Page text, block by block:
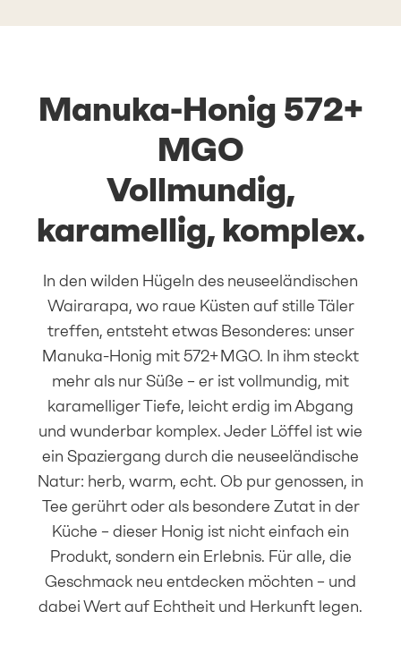
Manuka-Honig 572+
MGO
Vollmundig,
karamellig, komplex.
In den wilden Hügeln des neuseeländischen
Wairarapa, wo raue Küsten auf stille Täler
treffen, entsteht etwas Besonderes: unser
Manuka-Honig mit 572+ MGO. In ihm steckt
mehr als nur Süße – er ist vollmundig, mit
karamelliger Tiefe, leicht erdig im Abgang
und wunderbar komplex. Jeder Löffel ist wie
ein Spaziergang durch die neuseeländische
Natur: herb, warm, echt. Ob pur genossen, in
Tee gerührt oder als besondere Zutat in der
Küche – dieser Honig ist nicht einfach ein
Produkt, sondern ein Erlebnis. Für alle, die
Geschmack neu entdecken möchten – und
dabei Wert auf Echtheit und Herkunft legen.